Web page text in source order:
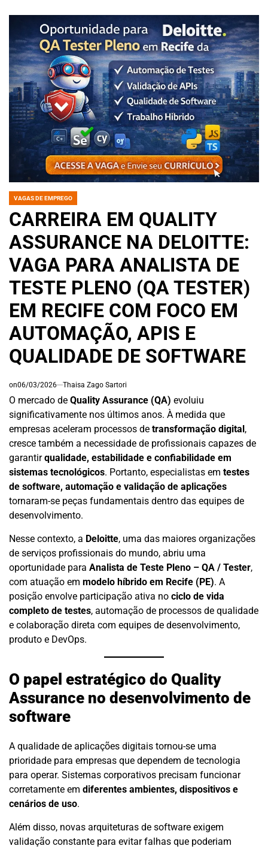
POSTED
VAGAS DE EMPREGO
CARREIRA EM QUALITY
ASSURANCE NA DELOITTE:
VAGA PARA ANALISTA DE
TESTE PLENO (QA TESTER)
EM RECIFE COM FOCO EM
AUTOMAÇÃO, APIS E
QUALIDADE DE SOFTWARE
on06/03/2026 Thaisa Zago Sartori
O mercado de Quality Assurance (QA) evoluiu
significativamente nos últimos anos. À medida que
empresas aceleram processos de transformação digital,
cresce também a necessidade de profissionais capazes de
garantirqualidade, estabilidade e confiabilidade em
sistemas tecnológicos. Portanto, especialistas em testes
de software, automação e validação de aplicações
tornaram-se peças fundamentais dentro das equipes de
desenvolvimento.
Nesse contexto, a Deloitte, uma das maiores organizações
de serviços profissionais do mundo, abriu uma
oportunidade para Analista de Teste Pleno – QA / Tester,
com atuação em modelo híbrido em Recife (PE). A
posição envolve participação ativa no ciclo de vida
completo de testes, automação de processos de qualidade
e colaboração direta com equipes de desenvolvimento,
produto e DevOps.
O papel estratégico do Quality
Assurance no desenvolvimento de
software
A qualidade de aplicações digitais tornou-se uma
prioridade para empresas que dependem de tecnologia
para operar. Sistemas corporativos precisam funcionar
corretamente em diferentes ambientes, dispositivos e
cenários de uso.
Além disso, novas arquiteturas de software exigem
validação constante para evitar falhas que poderiam